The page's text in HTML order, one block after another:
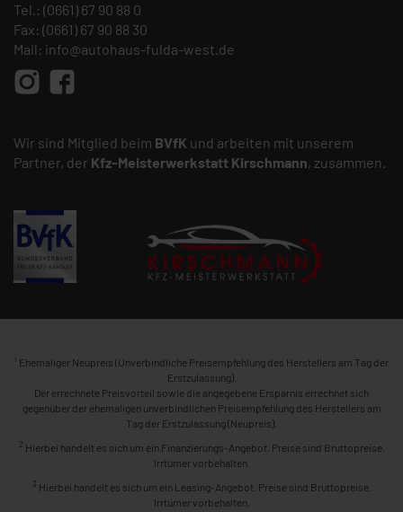
Tel.: (0661) 67 90 88 0
Fax: (0661) 67 90 88 30
Mail: info@autohaus-fulda-west.de
Wir sind Mitglied beim BVfK und arbeiten mit unserem
Partner, der Kfz-Meisterwerkstatt Kirschmann, zusammen.
1 Ehemaliger Neupreis (Unverbindliche Preisempfehlung des Herstellers am Tag der
Erstzulassung).
Der errechnete Preisvorteil sowie die angegebene Ersparnis errechnet sich
gegenüber der ehemaligen unverbindlichen Preisempfehlung des Herstellers am
Tag der Erstzulassung (Neupreis).
2 Hierbei handelt es sich um ein Finanzierungs-Angebot. Preise sind Bruttopreise.
Irrtümer vorbehalten.
3 Hierbei handelt es sich um ein Leasing-Angebot. Preise sind Bruttopreise.
Irrtümer vorbehalten.